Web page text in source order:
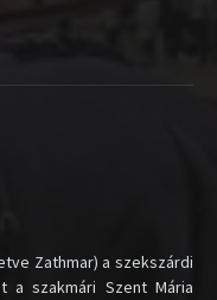
Zathmar) a szekszárdi
a szakmári Szent Mária